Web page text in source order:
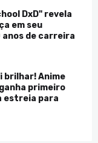
DxD" revela
em seu
anos de carreira
brilhar! Anime
primeiro
estreia para